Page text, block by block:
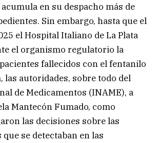
en su despacho más de
Sin embargo, hasta que el
el Hospital Italiano de La Plata
el organismo regulatorio la
fallecidos con el fentanilo
las autoridades, sobre todo del
de Medicamentos (INAME), a
Mantecón Fumado, como
las decisiones sobre las
se detectaban en las